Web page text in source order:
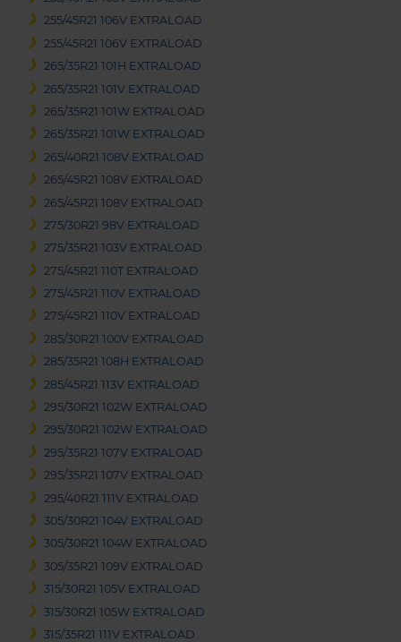
255/45R21 106V EXTRALOAD
255/45R21 106V EXTRALOAD
265/35R21 101H EXTRALOAD
265/35R21 101V EXTRALOAD
265/35R21 101W EXTRALOAD
265/35R21 101W EXTRALOAD
265/40R21 108V EXTRALOAD
265/45R21 108V EXTRALOAD
265/45R21 108V EXTRALOAD
275/30R21 98V EXTRALOAD
275/35R21 103V EXTRALOAD
275/45R21 110T EXTRALOAD
275/45R21 110V EXTRALOAD
275/45R21 110V EXTRALOAD
285/30R21 100V EXTRALOAD
285/35R21 108H EXTRALOAD
285/45R21 113V EXTRALOAD
295/30R21 102W EXTRALOAD
295/30R21 102W EXTRALOAD
295/35R21 107V EXTRALOAD
295/35R21 107V EXTRALOAD
295/40R21 111V EXTRALOAD
305/30R21 104V EXTRALOAD
305/30R21 104W EXTRALOAD
305/35R21 109V EXTRALOAD
315/30R21 105V EXTRALOAD
315/30R21 105W EXTRALOAD
315/35R21 111V EXTRALOAD